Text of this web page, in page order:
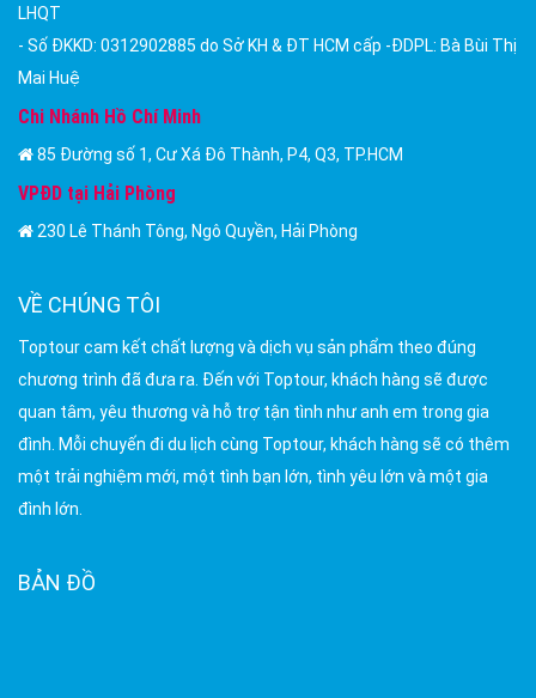
LHQT
- Số ĐKKD: 0312902885 do Sở KH & ĐT HCM cấp -ĐDPL: Bà Bùi Thị
Mai Huệ
Chi Nhánh Hồ Chí Minh
85 Đường số 1, Cư Xá Đô Thành, P4, Q3, TP.HCM
VPĐD tại Hải Phòng
230 Lê Thánh Tông, Ngô Quyền, Hải Phòng
VỀ CHÚNG TÔI
Toptour cam kết chất lượng và dịch vụ sản phẩm theo đúng
chương trình đã đưa ra. Đến với Toptour, khách hàng sẽ được
quan tâm, yêu thương và hỗ trợ tận tình như anh em trong gia
đình. Mỗi chuyến đi du lịch cùng Toptour, khách hàng sẽ có thêm
một trải nghiệm mới, một tình bạn lớn, tình yêu lớn và một gia
đình lớn.
BẢN ĐỒ